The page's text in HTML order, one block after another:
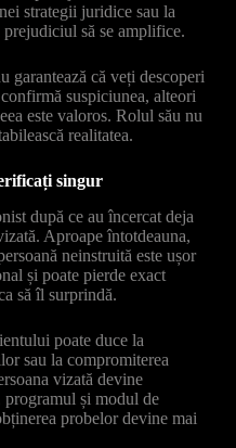
strategii juridice sau la
să se amplifice.
garantează că veți descoperi
suspiciunea, alteori
este valoros. Rolul său nu
realitatea.
singur
după ce au încercat deja
Aproape întotdeauna,
neinstruită este ușor
și poate pierde exact
să îl surprindă.
poate duce la
sau la compromiterea
vizată devine
programul și modul de
probelor devine mai